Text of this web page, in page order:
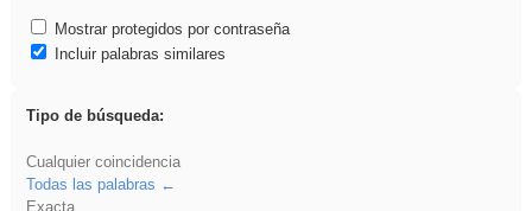
Mostrar protegidos por contraseña
Incluir palabras similares
Tipo de búsqueda:
Cualquier coincidencia
Todas las palabras
Exacta